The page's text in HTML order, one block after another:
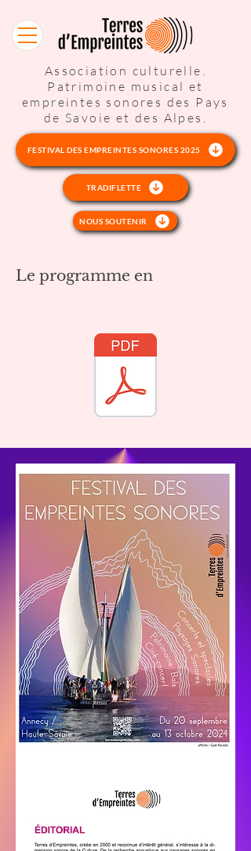
Association culturelle.
Patrimoine musical et
empreintes sonores des Pays
de Savoie et des Alpes.
FESTIVAL DES EMPREINTES SONORES 2025
NOUS SOUTENIR
TRADIFLETTE
Le programme en